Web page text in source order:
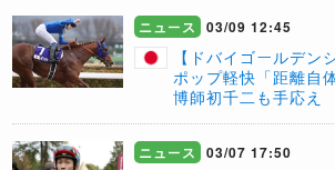
ニュース 03/09 12:45
【ドバイゴールデン
ポップ軽快「距離自
博師初千二も手応え
ニュース 03/07 17:50